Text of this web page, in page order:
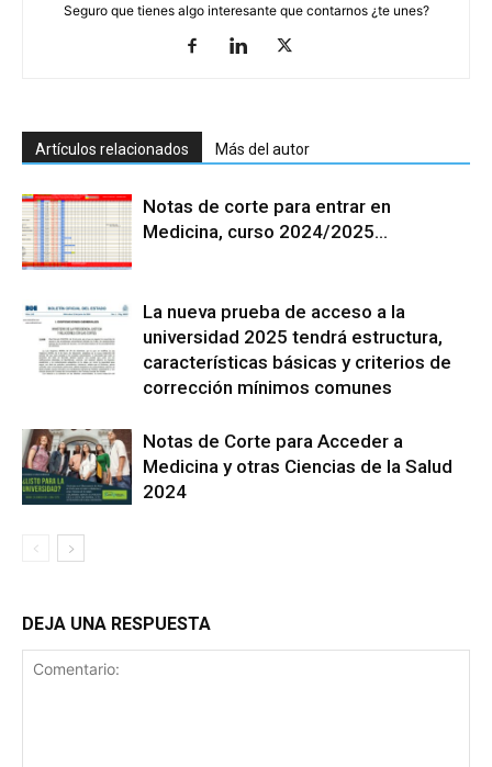
Seguro que tienes algo interesante que contarnos ¿te unes?
Artículos relacionados Más del autor
Notas de corte para entrar en
Medicina, curso 2024/2025…
La nueva prueba de acceso a la
universidad 2025 tendrá estructura,
características básicas y criterios de
corrección mínimos comunes
Notas de Corte para Acceder a
Medicina y otras Ciencias de la Salud
2024
DEJA UNA RESPUESTA